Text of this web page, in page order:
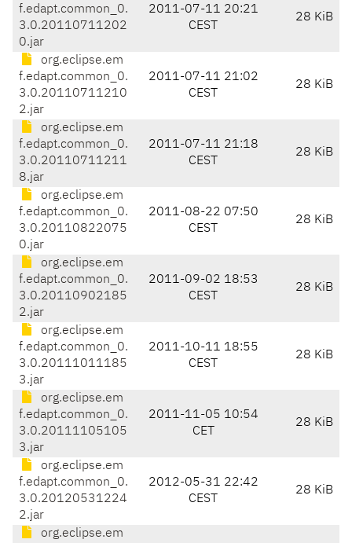
f.edapt.common_0.
3.0.20110711202
0.jar
2011-07-11 20:21
CEST
28 KiB
org.eclipse.em
f.edapt.common_0.
3.0.20110711210
2.jar
2011-07-11 21:02
CEST
28 KiB
org.eclipse.em
f.edapt.common_0.
3.0.20110711211
8.jar
2011-07-11 21:18
CEST
28 KiB
org.eclipse.em
f.edapt.common_0.
3.0.20110822075
0.jar
2011-08-22 07:50
CEST
28 KiB
org.eclipse.em
f.edapt.common_0.
3.0.20110902185
2.jar
2011-09-02 18:53
CEST
28 KiB
org.eclipse.em
f.edapt.common_0.
3.0.20111011185
3.jar
2011-10-11 18:55
CEST
28 KiB
org.eclipse.em
f.edapt.common_0.
3.0.20111105105
3.jar
2011-11-05 10:54
CET
28 KiB
org.eclipse.em
f.edapt.common_0.
3.0.20120531224
2.jar
2012-05-31 22:42
CEST
28 KiB
org.eclipse.em